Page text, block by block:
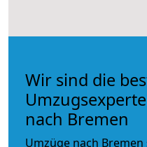
Wir sind die
nach Bremen
Umzüge nach